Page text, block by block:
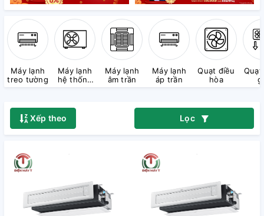
Máy lạnh
treo tường
Máy lạnh
hệ thống
Multi
Máy lạnh
âm trần
Máy lạnh
áp trần
Quạt điều
hòa
Xếp theo Lọc